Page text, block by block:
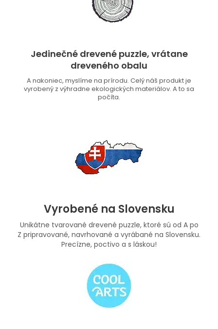
Jedinečné drevené puzzle, vrátane
dreveného obalu
A nakoniec, myslíme na prírodu. Celý náš produkt je
vyrobený z výhradne ekologických materiálov. A to sa
počíta.
Vyrobené na Slovensku
Unikátne tvarované drevené puzzle, ktoré sú od A po
Z pripravované, navrhované a vyrábané na Slovensku.
Precízne, poctivo a s láskou!